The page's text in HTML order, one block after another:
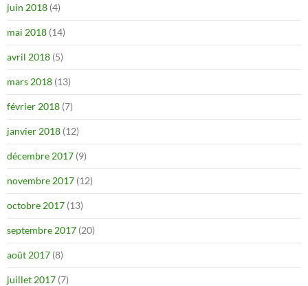
juin 2018 (4)
mai 2018 (14)
avril 2018 (5)
mars 2018 (13)
février 2018 (7)
janvier 2018 (12)
décembre 2017 (9)
novembre 2017 (12)
octobre 2017 (13)
septembre 2017 (20)
août 2017 (8)
juillet 2017 (7)